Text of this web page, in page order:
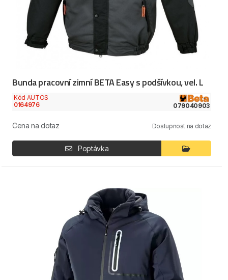
Bunda pracovní zimní BETA Easy s podšívkou, vel. L
Kód AUTOS
0164976
079040903
Cena na dotaz Dostupnost na dotaz
Poptávka